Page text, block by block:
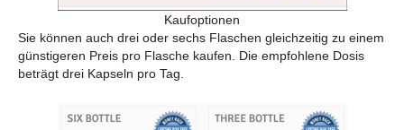
Kaufoptionen
Sie können auch drei oder sechs Flaschen gleichzeitig zu einem
günstigeren Preis pro Flasche kaufen. Die empfohlene Dosis
beträgt drei Kapseln pro Tag.